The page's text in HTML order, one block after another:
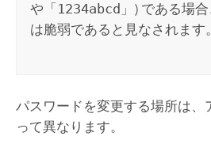
や「 1234abcd 」) である場
は脆弱であると見なされます。
パスワードを変更する場所は、
って異なります。